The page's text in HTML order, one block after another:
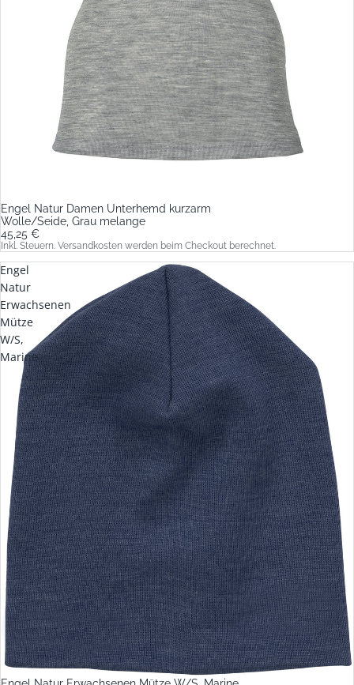
Engel Natur Damen Unterhemd kurzarm
Wolle/Seide, Grau melange
45,25 €
Inkl. Steuern. Versandkosten werden beim Checkout berechnet.
Engel
Natur
Erwachsenen
Mütze
W/S,
Marine